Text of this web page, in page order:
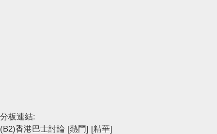
分板連結:
(B2)香港巴士討論 [熱門] [精華]